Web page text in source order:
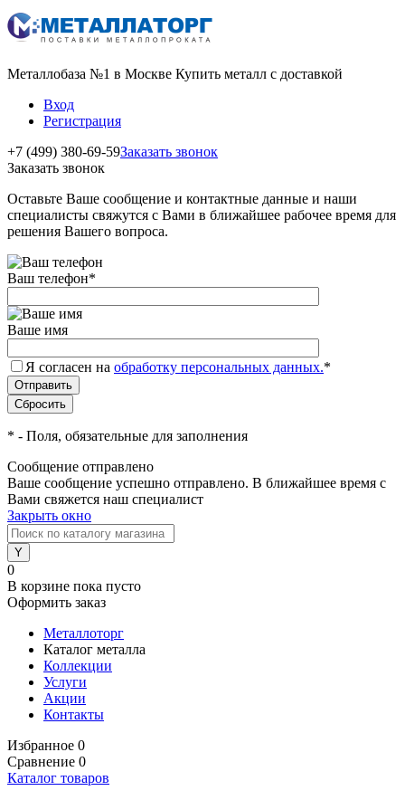
Металлобаза №1 в Москве Купить металл с доставкой
Вход
Регистрация
+7 (499) 380-69-59Заказать звонок
Заказать звонок
Оставьте Ваше сообщение и контактные данные и наши
специалисты свяжутся с Вами в ближайшее рабочее время для
решения Вашего вопроса.
Ваш телефон*
Ваше имя
Я согласен на обработку персональных данных.*
* - Поля, обязательные для заполнения
Сообщение отправлено
Ваше сообщение успешно отправлено. В ближайшее время с
Вами свяжется наш специалист
Закрыть окно
0
В корзине пока пусто
Оформить заказ
Металлоторг
Каталог металла
Коллекции
Услуги
Акции
Контакты
Избранное 0
Сравнение 0
Каталог товаров